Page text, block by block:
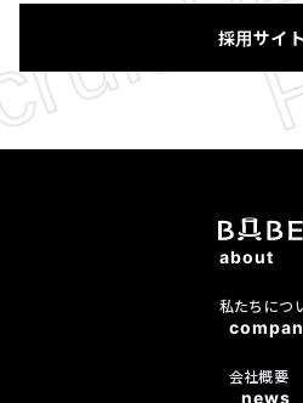
採用サイト
about
私たちにつ
会社概要
news